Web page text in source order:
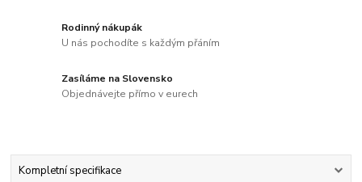
Rodinný nákupák
U nás pochodíte s každým přáním
Zasíláme na Slovensko
Objednávejte přímo v eurech
Kompletní specifikace